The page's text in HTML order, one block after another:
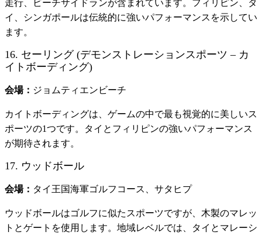
走行、ビーチサイドランが含まれています。フィリピン、タ
イ、シンガポールは伝統的に強いパフォーマンスを示してい
ます。
16. セーリング (デモンストレーションスポーツ – カ
イトボーディング)
会場： ジョムティエンビーチ
カイトボーディングは、ゲームの中で最も視覚的に美しいス
ポーツの1つです。タイとフィリピンの強いパフォーマンス
が期待されます。
17. ウッドボール
会場： タイ王国海軍ゴルフコース、サタヒプ
ウッドボールはゴルフに似たスポーツですが、木製のマレッ
トとゲートを使用します。地域レベルでは、タイとマレーシ